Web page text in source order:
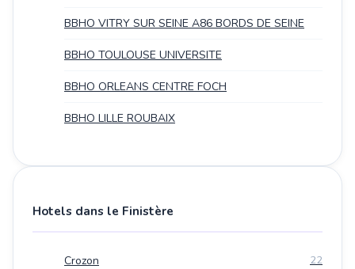
BBHO VITRY SUR SEINE A86 BORDS DE SEINE
BBHO TOULOUSE UNIVERSITE
BBHO ORLEANS CENTRE FOCH
BBHO LILLE ROUBAIX
Hotels dans le Finistère
Crozon 22